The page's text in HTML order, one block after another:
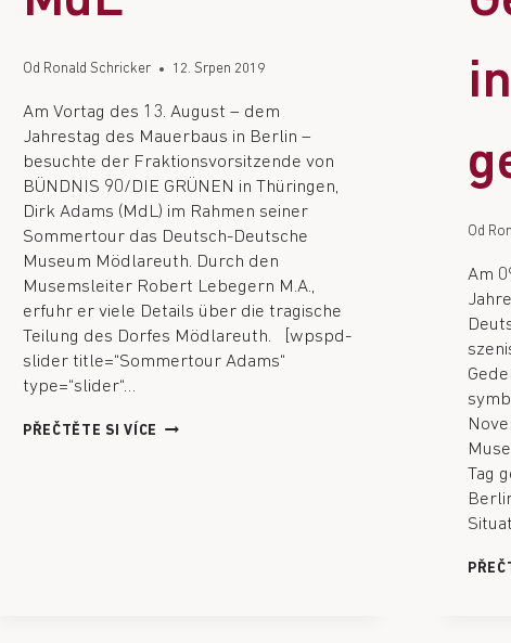
Od Ronald Schricker 12. Srpen 2019
Am Vortag des 13. August – dem
Jahrestag des Mauerbaus in Berlin –
besuchte der Fraktionsvorsitzende von
BÜNDNIS 90/DIE GRÜNEN in Thüringen,
Dirk Adams (MdL) im Rahmen seiner
Sommertour das Deutsch-Deutsche
Museum Mödlareuth. Durch den
Musemsleiter Robert Lebegern M.A.,
erfuhr er viele Details über die tragische
Teilung des Dorfes Mödlareuth. [wpspd-
slider title=“Sommertour Adams“
type=“slider“…
PŘEČTĚTE SI VÍCE
Od
Am
Tag